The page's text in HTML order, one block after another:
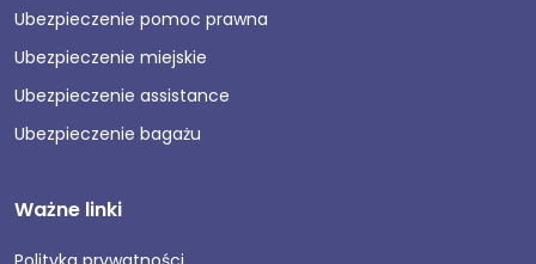
Ubezpieczenie pomoc prawna
Ubezpieczenie miejskie
Ubezpieczenie assistance
Ubezpieczenie bagażu
Ważne linki